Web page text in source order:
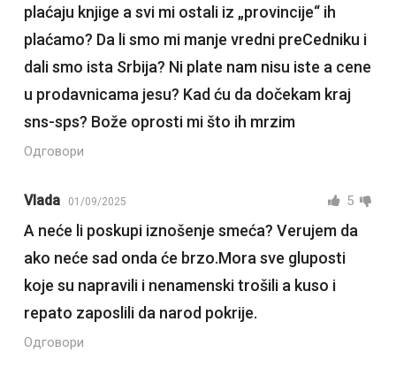
plaćaju knjige a svi mi ostali iz „provincije“ ih
plaćamo? Da li smo mi manje vredni preCedniku i
dali smo ista Srbija? Ni plate nam nisu iste a cene
u prodavnicama jesu? Kad ću da dočekam kraj
sns-sps? Bože oprosti mi što ih mrzim
Одговори
Vlada 01/09/2025 5
A neće li poskupi iznošenje smeća? Verujem da
ako neće sad onda će brzo.Mora sve gluposti
koje su napravili i nenamenski trošili a kuso i
repato zaposlili da narod pokrije.
Одговори